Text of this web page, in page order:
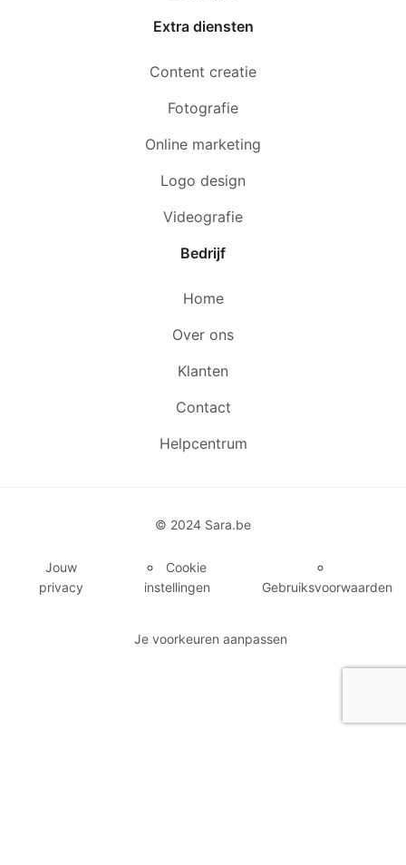
Extra diensten
Content creatie
Fotografie
Online marketing
Logo design
Videografie
Bedrijf
Home
Over ons
Klanten
Contact
Helpcentrum
© 2024 Sara.be
Jouw
privacy
Cookie
instellingen
Gebruiksvoorwaarden
Je voorkeuren aanpassen